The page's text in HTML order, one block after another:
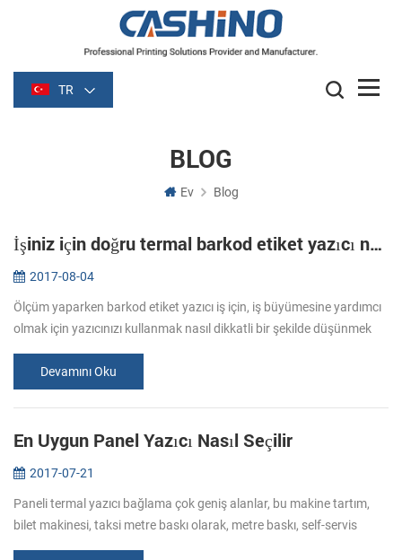
TR
BLOG
Ev Blog
İşiniz için doğru termal barkod etiket yazıcı nasıl seçilir
2017-08-04
Ölçüm yaparken barkod etiket yazıcı iş için, iş büyümesine yardımcı
olmak için yazıcınızı kullanmak nasıl dikkatli bir şekilde düşünmek
Devamını Oku
En Uygun Panel Yazıcı Nasıl Seçilir
2017-07-21
Paneli termal yazıcı bağlama çok geniş alanlar, bu makine tartım,
bilet makinesi, taksi metre baskı olarak, metre baskı, self-servis